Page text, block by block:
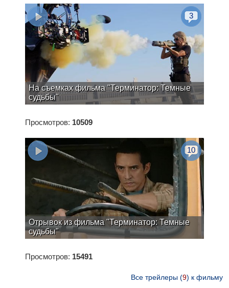
На съемках фильма "Терминатор: Темные
судьбы"
3
Просмотров: 10509
Отрывок из фильма "Терминатор: Темные
судьбы"
10
Просмотров: 15491
Все трейлеры (9) к фильму